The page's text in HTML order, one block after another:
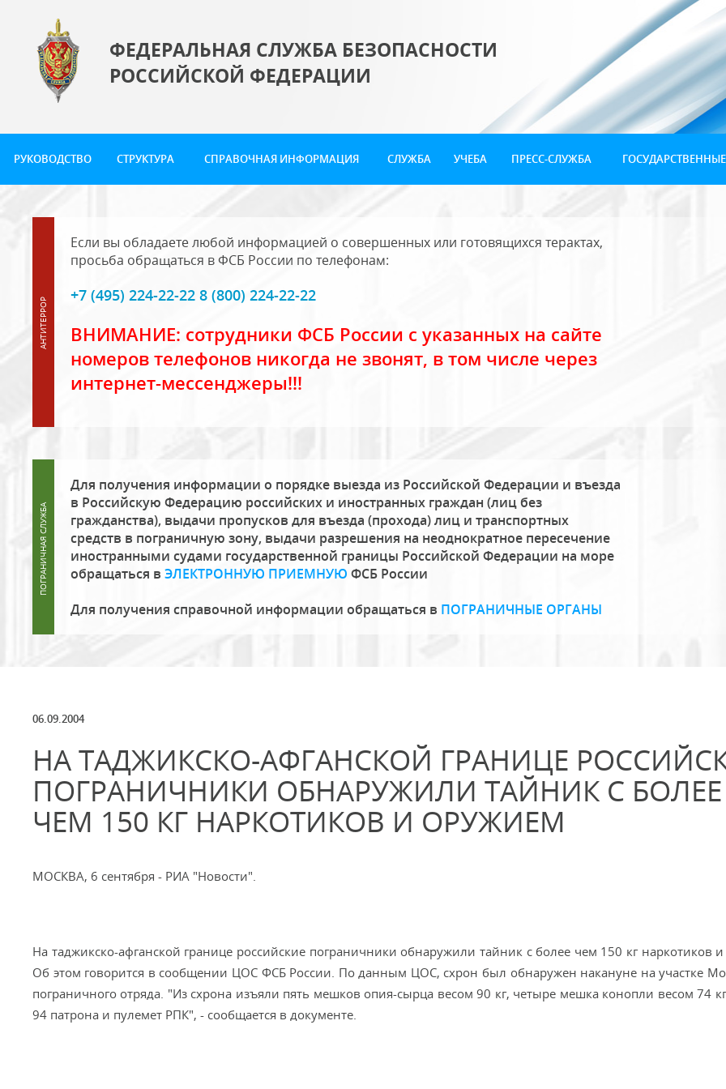
ФЕДЕРАЛЬНАЯ СЛУЖБА БЕЗОПАСНОСТИ
РОССИЙСКОЙ ФЕДЕРАЦИИ
РУКОВОДСТВО СТРУКТУРА СПРАВОЧНАЯ ИНФОРМАЦИЯ СЛУЖБА УЧЕБА ПРЕСС-СЛУЖБА
Если вы обладаете любой информацией о совершенных или готовящихся терактах,
просьба обращаться в ФСБ России по телефонам:
+7 (495) 224-22-22 8 (800) 224-22-22
ВНИМАНИЕ: сотрудники ФСБ России с указанных на сайте
номеров телефонов никогда не звонят, в том числе через
интернет-мессенджеры!!!
Для получения информации о порядке выезда из Российской Федерации и въезда
в Российскую Федерацию российских и иностранных граждан (лиц без
гражданства), выдачи пропусков для въезда (прохода) лиц и транспортных
средств в пограничную зону, выдачи разрешения на неоднократное пересечение
иностранными судами государственной границы Российской Федерации на море
обращаться в ЭЛЕКТРОННУЮ ПРИЕМНУЮ ФСБ России
Для получения справочной информации обращаться в ПОГРАНИЧНЫЕ ОРГАНЫ
06.09.2004
НА ТАДЖИКСКО-АФГАНСКОЙ ГРАНИЦЕ
ПОГРАНИЧНИКИ ОБНАРУЖИЛИ ТАЙНИК С БОЛЕЕ
ЧЕМ 150 КГ НАРКОТИКОВ И ОРУЖИЕМ
МОСКВА, 6 сентября - РИА "Новости".
На таджикско-афганской границе российские пограничники обнаружили тайник с более чем 150 кг наркотиков
Об этом говорится в сообщении ЦОС ФСБ России. По данным ЦОС, схрон был обнаружен накануне на участке
пограничного отряда. "Из схрона изъяли пять мешков опия-сырца весом 90 кг, четыре мешка конопли весом 74
94 патрона и пулемет РПК", - сообщается в документе.